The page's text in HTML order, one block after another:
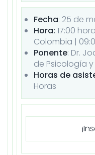
Fecha: 25 de
Hora: 17:00
Colombia |
Ponente: Dr.
de Psicología
Horas de
Horas